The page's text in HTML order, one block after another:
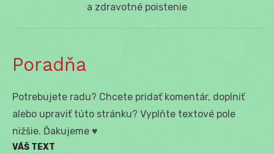
a zdravotné poistenie
Poradňa
Potrebujete radu? Chcete pridať komentár, doplniť
alebo upraviť túto stránku? Vyplňte textové pole
nižšie. Ďakujeme ♥
VÁŠ TEXT